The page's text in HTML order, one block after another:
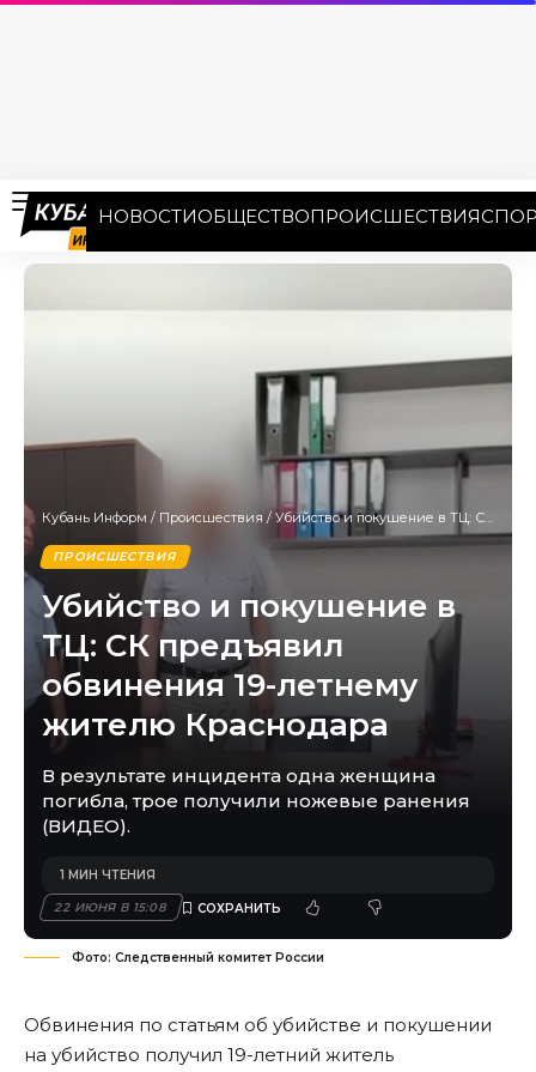
НОВОСТИОБЩЕСТВОПРОИСШЕСТВИЯ
Кубань Информ / Происшествия / Убийство и покушение в ТЦ: СК предъявил обвинения 19-летнему жителю Краснодара
ПРОИСШЕСТВИЯ
Убийство и покушение в
ТЦ: СК предъявил
обвинения 19-летнему
жителю Краснодара
В результате инцидента одна женщина
погибла, трое получили ножевые ранения
(ВИДЕО).
22 ИЮНЯ В 15:08
1 МИН ЧТЕНИЯ
Фото: Следственный комитет России
Обвинения по статьям об убийстве и покушении
на убийство получил 19-летний житель